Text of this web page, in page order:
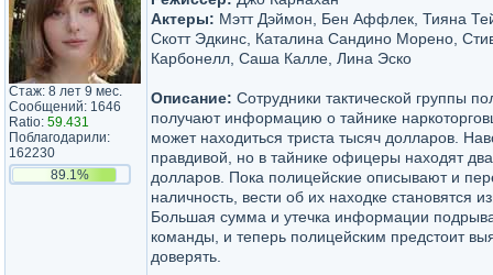
Стаж: 8 лет 9 мес.
Сообщений: 1646
Ratio: 59.431
Поблагодарили:
162230
89.1%
Актеры: Мэтт Дэймон, Бен Аффлек, Тияна
Скотт Эдкинс, Каталина Сандино Морено,
Карбонелл, Саша Калле, Лина Эско
Описание: Сотрудники тактической группы
получают информацию о тайнике
может находиться триста тысяч долларов.
правдивой, но в тайнике офицеры находят
долларов. Пока полицейские описывают и
наличность, вести об их находке становятся
Большая сумма и утечка информации
команды, и теперь полицейским предстоит
доверять.